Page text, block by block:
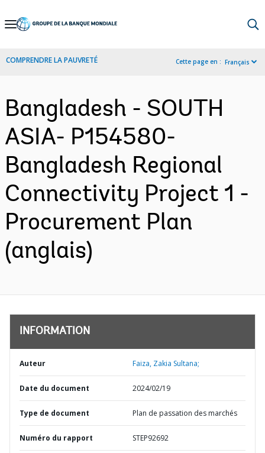
Skip
Navigation
COMPRENDRE LA PAUVRETÉ Cette page en : Français
Bangladesh - SOUTH
ASIA- P154580-
Bangladesh Regional
Connectivity Project 1 -
Procurement Plan
(anglais)
INFORMATION
Auteur Faiza, Zakia Sultana;
Date du document 2024/02/19
Type de document Plan de passation des marchés
Numéro du rapport STEP92692